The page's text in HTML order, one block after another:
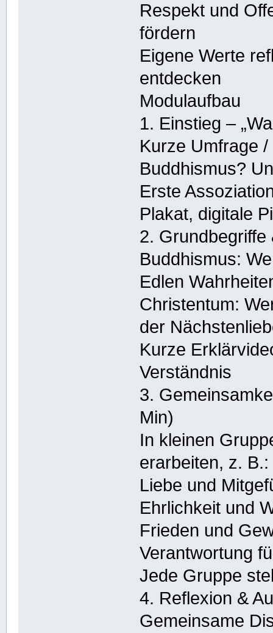
Respekt und
fördern
Eigene Werte
entdecken
Modulaufbau
1. Einstieg –
Kurze Umfrage
Buddhismus?
Erste
Plakat, digitale
2.
Buddhismus:
Edlen
Christentum:
der
Kurze
Verständnis
3.
Min)
In kleinen
erarbeiten, z. B.:
Liebe und
Ehrlichkeit und
Frieden und
Verantwortung
Jede Gruppe
4. Reflexion &
Gemeinsame